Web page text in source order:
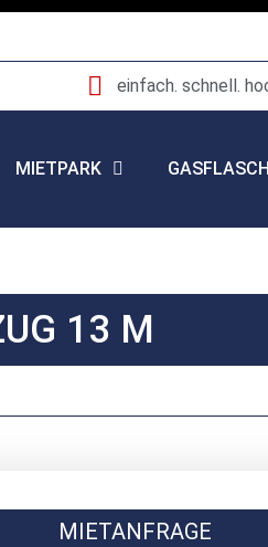
einfach. schnell.
MIETPARK
13 M
MIETANFRAGE